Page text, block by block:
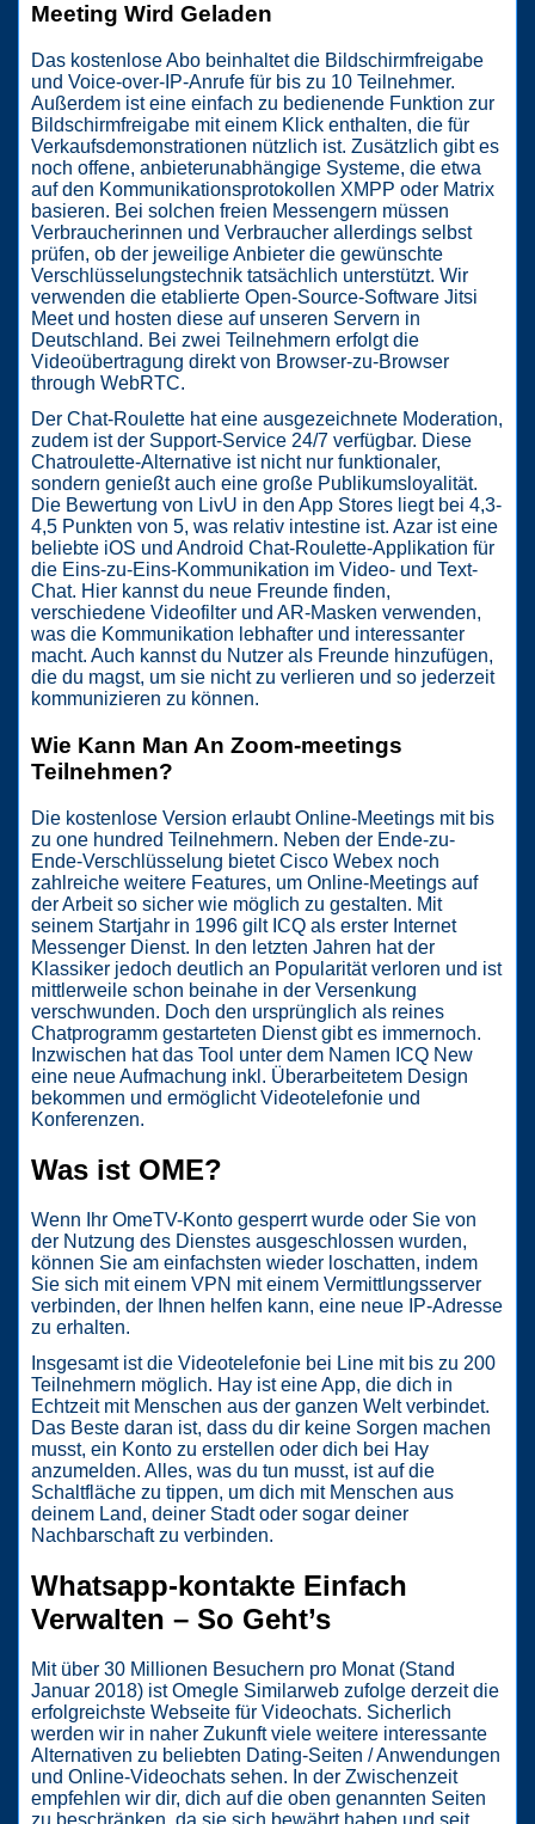
Meeting Wird Geladen
Das kostenlose Abo beinhaltet die Bildschirmfreigabe
und Voice-over-IP-Anrufe für bis zu 10 Teilnehmer.
Außerdem ist eine einfach zu bedienende Funktion zur
Bildschirmfreigabe mit einem Klick enthalten, die für
Verkaufsdemonstrationen nützlich ist. Zusätzlich gibt es
noch offene, anbieterunabhängige Systeme, die etwa
auf den Kommunikationsprotokollen XMPP oder Matrix
basieren. Bei solchen freien Messengern müssen
Verbraucherinnen und Verbraucher allerdings selbst
prüfen, ob der jeweilige Anbieter die gewünschte
Verschlüsselungstechnik tatsächlich unterstützt. Wir
verwenden die etablierte Open-Source-Software Jitsi
Meet und hosten diese auf unseren Servern in
Deutschland. Bei zwei Teilnehmern erfolgt die
Videoübertragung direkt von Browser-zu-Browser
through WebRTC.
Der Chat-Roulette hat eine ausgezeichnete Moderation,
zudem ist der Support-Service 24/7 verfügbar. Diese
Chatroulette-Alternative ist nicht nur funktionaler,
sondern genießt auch eine große Publikumsloyalität.
Die Bewertung von LivU in den App Stores liegt bei 4,3-
4,5 Punkten von 5, was relativ intestine ist. Azar ist eine
beliebte iOS und Android Chat-Roulette-Applikation für
die Eins-zu-Eins-Kommunikation im Video- und Text-
Chat. Hier kannst du neue Freunde finden,
verschiedene Videofilter und AR-Masken verwenden,
was die Kommunikation lebhafter und interessanter
macht. Auch kannst du Nutzer als Freunde hinzufügen,
die du magst, um sie nicht zu verlieren und so jederzeit
kommunizieren zu können.
Wie Kann Man An Zoom-meetings
Teilnehmen?
Die kostenlose Version erlaubt Online-Meetings mit bis
zu one hundred Teilnehmern. Neben der Ende-zu-
Ende-Verschlüsselung bietet Cisco Webex noch
zahlreiche weitere Features, um Online-Meetings auf
der Arbeit so sicher wie möglich zu gestalten. Mit
seinem Startjahr in 1996 gilt ICQ als erster Internet
Messenger Dienst. In den letzten Jahren hat der
Klassiker jedoch deutlich an Popularität verloren und ist
mittlerweile schon beinahe in der Versenkung
verschwunden. Doch den ursprünglich als reines
Chatprogramm gestarteten Dienst gibt es immernoch.
Inzwischen hat das Tool unter dem Namen ICQ New
eine neue Aufmachung inkl. Überarbeitetem Design
bekommen und ermöglicht Videotelefonie und
Konferenzen.
Was ist OME?
Wenn Ihr OmeTV-Konto gesperrt wurde oder Sie von
der Nutzung des Dienstes ausgeschlossen wurden,
können Sie am einfachsten wieder loschatten, indem
Sie sich mit einem VPN mit einem Vermittlungsserver
verbinden, der Ihnen helfen kann, eine neue IP-Adresse
zu erhalten.
Insgesamt ist die Videotelefonie bei Line mit bis zu 200
Teilnehmern möglich. Hay ist eine App, die dich in
Echtzeit mit Menschen aus der ganzen Welt verbindet.
Das Beste daran ist, dass du dir keine Sorgen machen
musst, ein Konto zu erstellen oder dich bei Hay
anzumelden. Alles, was du tun musst, ist auf die
Schaltfläche zu tippen, um dich mit Menschen aus
deinem Land, deiner Stadt oder sogar deiner
Nachbarschaft zu verbinden.
Whatsapp-kontakte Einfach
Verwalten – So Geht’s
Mit über 30 Millionen Besuchern pro Monat (Stand
Januar 2018) ist Omegle Similarweb zufolge derzeit die
erfolgreichste Webseite für Videochats. Sicherlich
werden wir in naher Zukunft viele weitere interessante
Alternativen zu beliebten Dating-Seiten / Anwendungen
und Online-Videochats sehen. In der Zwischenzeit
empfehlen wir dir, dich auf die oben genannten Seiten